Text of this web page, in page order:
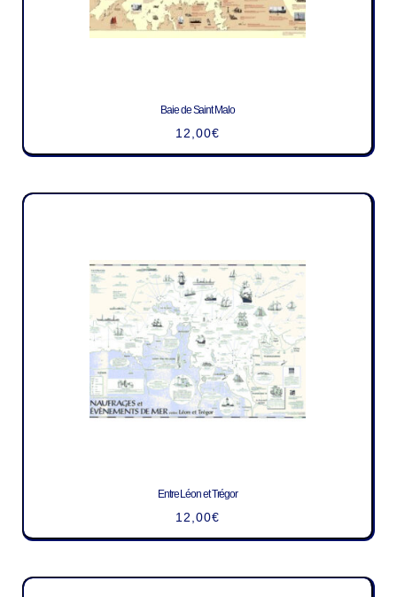
Baie de Saint Malo
12,00€
Entre Léon et Trégor
12,00€